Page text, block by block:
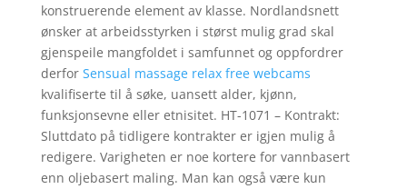
konstruerende element av klasse. Nordlandsnett
ønsker at arbeidsstyrken i størst mulig grad skal
gjenspeile mangfoldet i samfunnet og oppfordrer
derfor Sensual massage relax free webcams
kvalifiserte til å søke, uansett alder, kjønn,
funksjonsevne eller etnisitet. HT-1071 – Kontrakt:
Sluttdato på tidligere kontrakter er igjen mulig å
redigere. Varigheten er noe kortere for vannbasert
enn oljebasert maling. Man kan også være kun